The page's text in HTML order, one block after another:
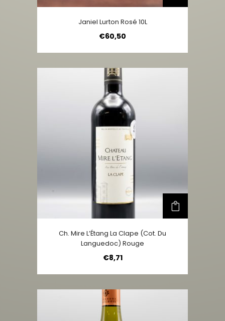
Janiel Lurton Rosé 10L
€60,50
Ch. Mire L’Étang La Clape (Cot. Du
Languedoc) Rouge
€8,71